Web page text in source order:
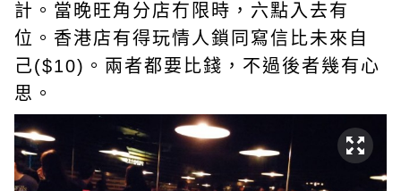
計。當晚旺角分店冇限時，六點入去有
位。香港店有得玩情人鎖同寫信比未來自
己($10)。兩者都要比錢，不過後者幾有心
思。